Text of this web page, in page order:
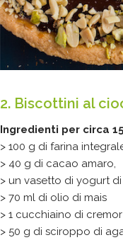
2. Biscottini al
Ingredienti per circa
> 100 g di farina
> 40 g di cacao amaro,
> un vasetto di yogurt
> 70 ml di olio di mais
> 1 cucchiaino di
> 50 g di sciroppo di